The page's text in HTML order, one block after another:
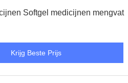
Softgel medicijnen mengvat
Krijg Beste Prijs